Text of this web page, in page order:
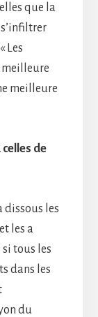
que la
Les
meilleure
meilleure
de
dissous les
les a
tous les
dans les
du